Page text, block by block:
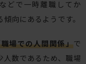
どで一時離職してか
向にあるようです。
場での人間関係」で
人数であるため、職場